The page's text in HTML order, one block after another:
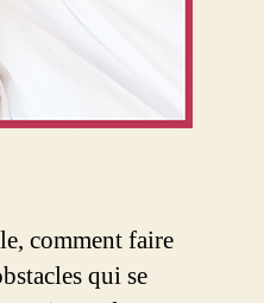
comment faire
qui se